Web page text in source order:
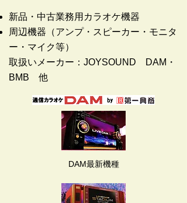
新品・中古業務用カラオケ機器
周辺機器（アンプ・スピーカー・モニタ
ー・マイク等）
取扱いメーカー：JOYSOUND DAM・
BMB 他
DAM最新機種